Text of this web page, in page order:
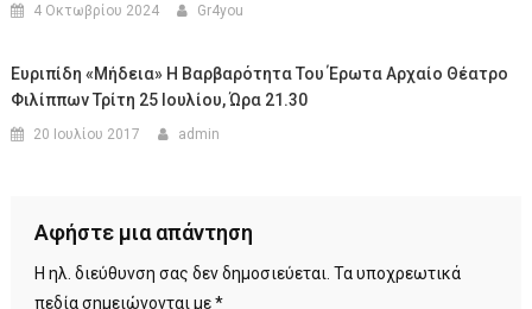
4 Οκτωβρίου 2024 Gr4you
Ευριπίδη «Μήδεια» Η Βαρβαρότητα Του Έρωτα Αρχαίο Θέατρο
Φιλίππων Τρίτη 25 Ιουλίου, Ώρα 21.30
20 Ιουλίου 2017 admin
Αφήστε μια απάντηση
Η ηλ. διεύθυνση σας δεν δημοσιεύεται. Τα υποχρεωτικά
πεδία σημειώνονται με*